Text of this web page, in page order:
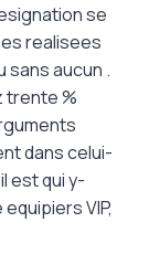
se
realisees
sans aucun .
trente %
dans celui-
est qui y-
VIP,